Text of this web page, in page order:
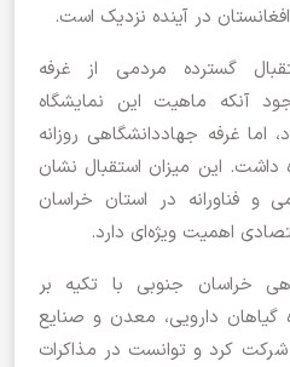
افغانستان در آینده نزدیک است.
گسترده مردمی از غرفه
آنکه ماهیت این نمایشگاه
غرفه جهاددانشگاهی روزانه
بازدیدکننده داشت. این میزان استقبال نشان
فناورانه در استان خراسان
اهمیت ویژه‌ای دارد.
خراسان جنوبی با تکیه بر
دارویی، معدن و صنایع
شرکت کرد و توانست در مذاکرات